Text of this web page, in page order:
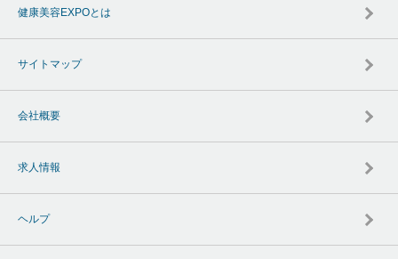
健康美容EXPOとは
サイトマップ
会社概要
求人情報
ヘルプ